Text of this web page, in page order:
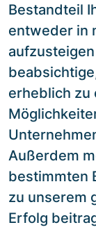
Bestandteil
entweder in
erheblich zu
Außerdem
bestimmten
zu unserem
Erfolg